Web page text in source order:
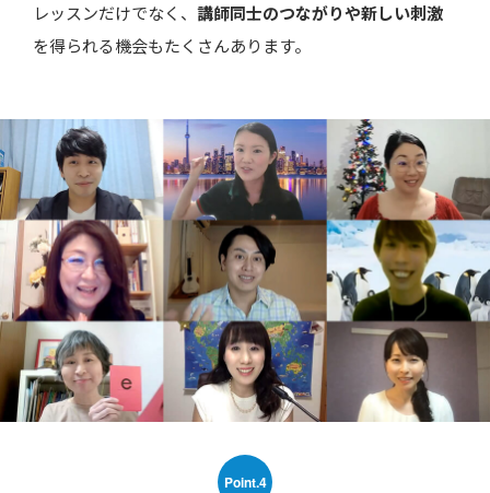
レッスンだけでなく、 講師同士のつながりや新しい刺激
を得られる機会もたくさんあります。
Point.4